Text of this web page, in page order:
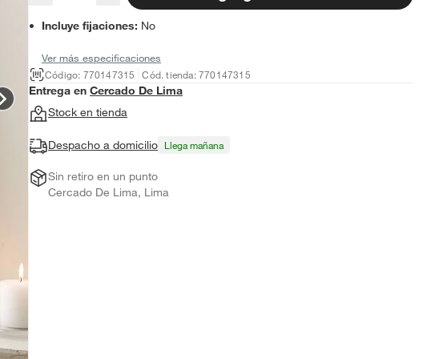
Incluye fijaciones: No
Ver más especificaciones
Código: 770147315
Cód. tienda: 770147315
Entrega en Cercado De Lima
Stock en tienda
Despacho a domicilio Llega mañana
Sin retiro en un punto
Cercado De Lima, Lima